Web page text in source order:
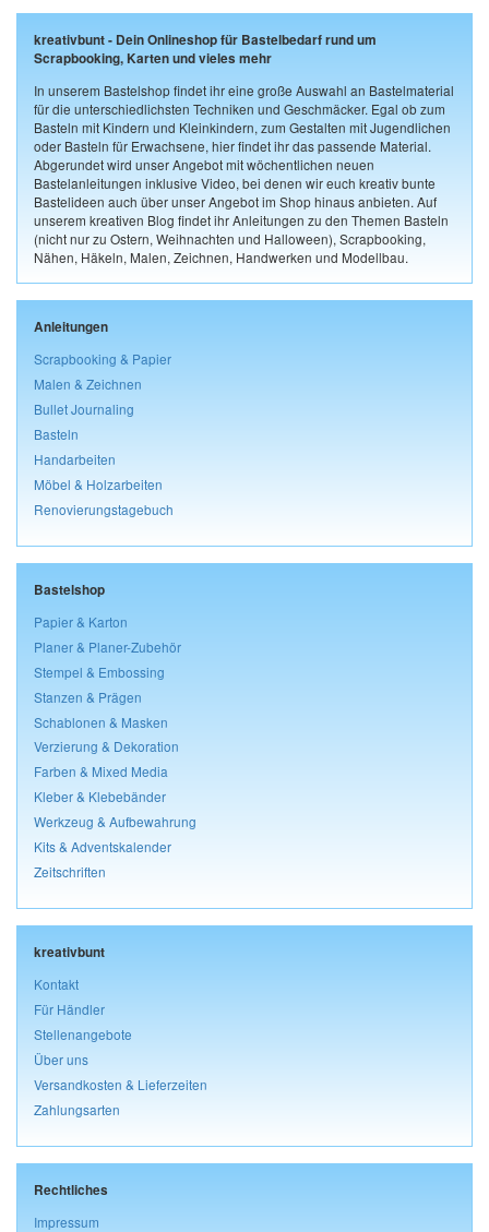
kreativbunt - Dein Onlineshop für Bastelbedarf rund um
Scrapbooking, Karten und vieles mehr
In unserem Bastelshop findet ihr eine große Auswahl an Bastelmaterial
für die unterschiedlichsten Techniken und Geschmäcker. Egal ob zum
Basteln mit Kindern und Kleinkindern, zum Gestalten mit Jugendlichen
oder Basteln für Erwachsene, hier findet ihr das passende Material.
Abgerundet wird unser Angebot mit wöchentlichen neuen
Bastelanleitungen inklusive Video, bei denen wir euch kreativ bunte
Bastelideen auch über unser Angebot im Shop hinaus anbieten. Auf
unserem kreativen Blog findet ihr Anleitungen zu den Themen Basteln
(nicht nur zu Ostern, Weihnachten und Halloween), Scrapbooking,
Nähen, Häkeln, Malen, Zeichnen, Handwerken und Modellbau.
Anleitungen
Scrapbooking & Papier
Malen & Zeichnen
Bullet Journaling
Basteln
Handarbeiten
Möbel & Holzarbeiten
Renovierungstagebuch
Bastelshop
Papier & Karton
Planer & Planer-Zubehör
Stempel & Embossing
Stanzen & Prägen
Schablonen & Masken
Verzierung & Dekoration
Farben & Mixed Media
Kleber & Klebebänder
Werkzeug & Aufbewahrung
Kits & Adventskalender
Zeitschriften
kreativbunt
Kontakt
Für Händler
Stellenangebote
Über uns
Versandkosten & Lieferzeiten
Zahlungsarten
Rechtliches
Impressum